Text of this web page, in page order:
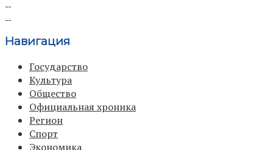
Навигация
Государство
Культура
Общество
Официальная хроника
Регион
Спорт
Экономика